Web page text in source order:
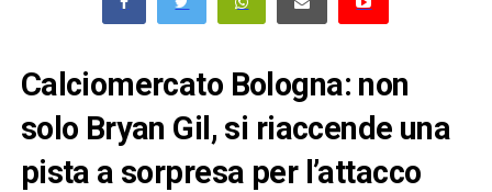
Calciomercato Bologna: non
solo Bryan Gil, si riaccende una
pista a sorpresa per l’attacco